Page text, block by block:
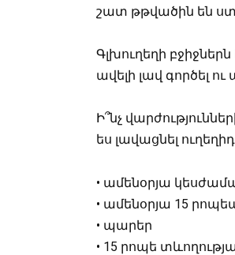
շատ թթվածին են
Գլխուղեղի
ավելի լավ գործել
Ի՞նչ
ես լավացնել
• ամենօրյա
• ամենօրյա 15
• պարեր
• 15 րոպե